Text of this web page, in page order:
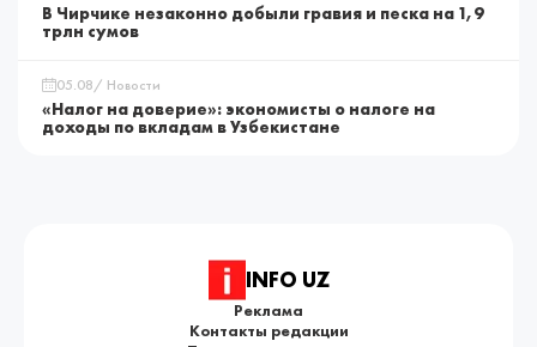
В Чирчике незаконно добыли гравия и песка на 1,9
трлн сумов
05.08/ Новости
«Налог на доверие»: экономисты о налоге на
доходы по вкладам в Узбекистане
INFO UZ
Реклама
Контакты редакции